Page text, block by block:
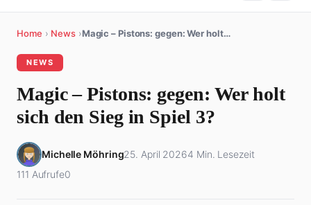
Home › News ›Magic – Pistons: gegen: Wer holt…
NEWS
Magic – Pistons: gegen: Wer holt
sich den Sieg in Spiel 3?
Michelle Möhring25. April 20264 Min. Lesezeit
111 Aufrufe0